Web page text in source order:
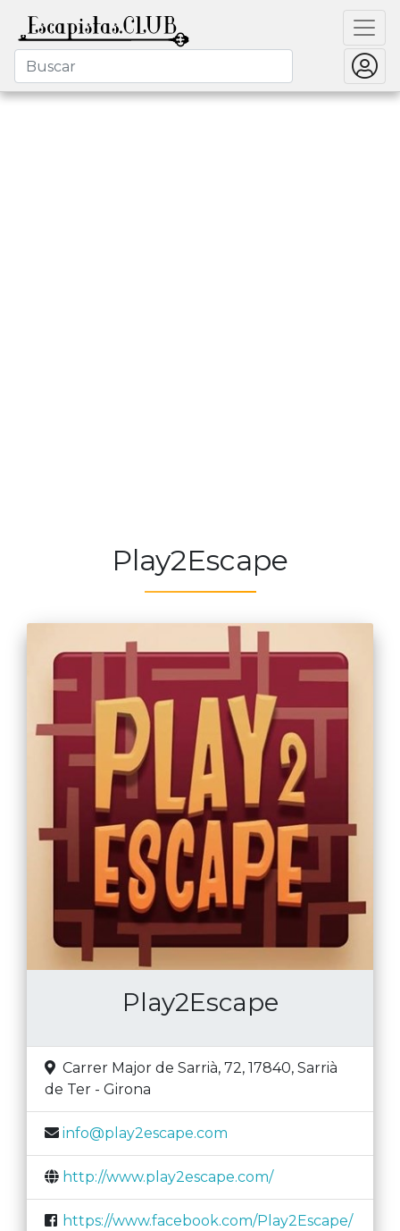
Play2Escape
Play2Escape
Carrer Major de Sarrià, 72, 17840, Sarrià
de Ter - Girona
info@play2escape.com
http://www.play2escape.com/
https://www.facebook.com/Play2Escape/